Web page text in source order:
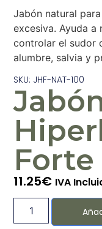
SKU: JHF-NAT-100
Forte
11.25€ IVA
Jabón natural
excesiva. Ayuda
controlar el sudor
alumbre, salvia y